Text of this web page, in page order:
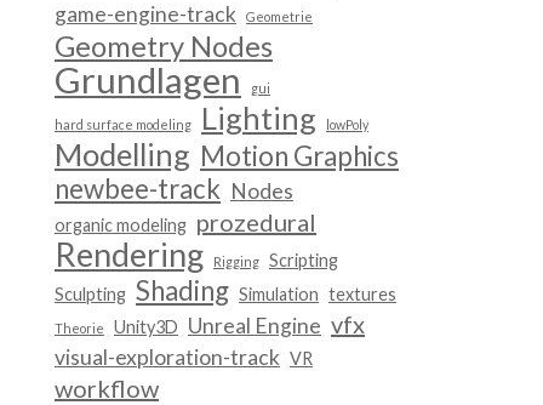
game-engine-track Geometrie
Geometry Nodes
Grundlagen gui
hard surface modeling Lighting lowPoly
Modelling Motion Graphics
newbee-track Nodes
organic modeling prozedural
Rendering Rigging
Scripting
Sculpting Shading Simulation textures
Theorie Unity3D Unreal Engine vfx
visual-exploration-track VR
workflow